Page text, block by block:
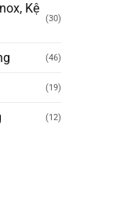
Kệ
(30)
(46)
(19)
(12)